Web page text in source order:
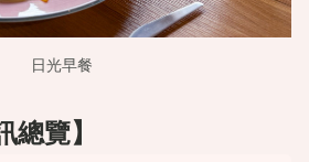
日光早餐
總覽】